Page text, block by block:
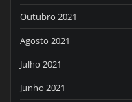
Outubro 2021
Agosto 2021
Julho 2021
Junho 2021